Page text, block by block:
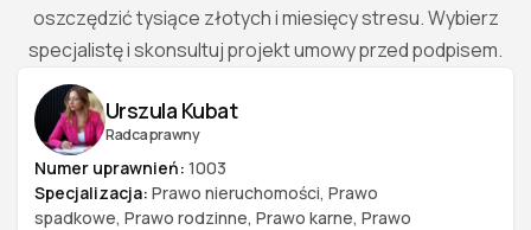
oszczędzić tysiące złotych i miesięcy stresu. Wybierz
specjalistę i skonsultuj projekt umowy przed podpisem.
Radca prawny
Urszula Kubat
Numer uprawnień: 1003
Specjalizacja: Prawo nieruchomości, Prawo
spadkowe, Prawo rodzinne, Prawo karne, Prawo